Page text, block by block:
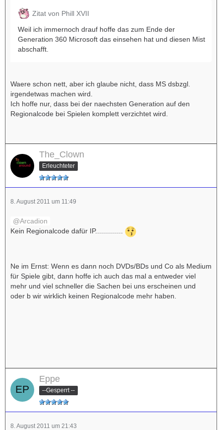
Zitat von Phill XVII
Weil ich immernoch drauf hoffe das zum Ende der
Generation 360 Microsoft das einsehen hat und diesen Mist
abschafft.
Waere schon nett, aber ich glaube nicht, dass MS dsbzgl.
irgendetwas machen wird.
Ich hoffe nur, dass bei der naechsten Generation auf den
Regionalcode bei Spielen komplett verzichtet wird.
The_Clown
Erleuchteter
8. August 2011 um 11:49
Arcadion
Kein Regionalcode dafür IP..............
Ne im Ernst: Wenn es dann noch DVDs/BDs und Co als Medium
für Spiele gibt, dann hoffe ich auch das mal a entweder viel
mehr und viel schneller die Sachen bei uns erscheinen und
oder b wir wirklich keinen Regionalcode mehr haben.
Eppe
--Gesperrt --
8. August 2011 um 21:43